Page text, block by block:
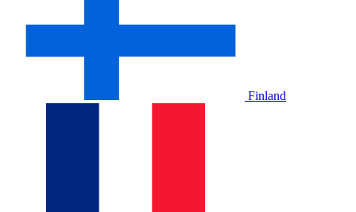
Finland